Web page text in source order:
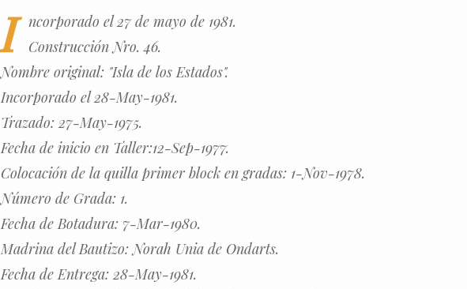
I
ncorporado el 27 de mayo de 1981.
Construcción Nro. 46.
Nombre original: "Isla de los Estados".
Incorporado el 28-May-1981.
Trazado: 27-May-1975.
Fecha de inicio en Taller:12-Sep-1977.
Colocación de la quilla primer block en gradas: 1-Nov-1978.
Número de Grada: 1.
Fecha de Botadura: 7-Mar-1980.
Madrina del Bautizo: Norah Unia de Ondarts.
Fecha de Entrega: 28-May-1981.